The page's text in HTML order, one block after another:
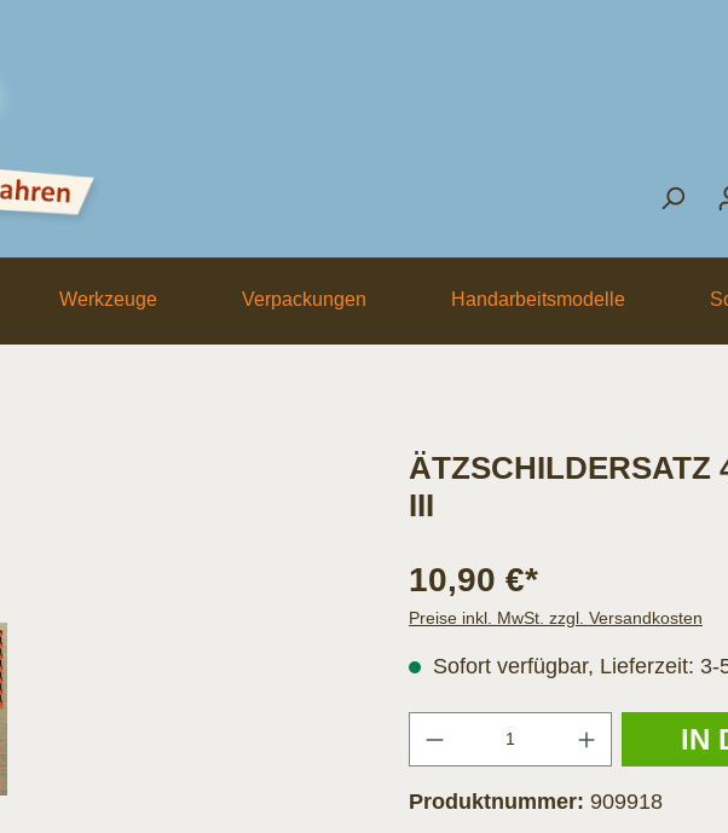
Werkzeuge Verpackungen Handarbeitsmodelle
ÄTZSCHILDERSATZ
III
10,90 €*
Preise inkl. MwSt. zzgl. Versandkosten
Sofort verfügbar, Lieferzeit: 3-
IN
Produktnummer: 909918